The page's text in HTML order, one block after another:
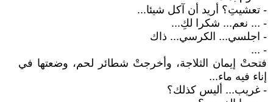
- تعشيتِ؟ أريد أن آكل شيئا...
- ... نعم... شكرا لكِ...
- اجلسي... الكرسي... ذاك
- ...
فتحتْ إيمان الثلاجة، وأخرجتْ شطائر لحم، وضعتها في
إناء فيه ماء...
- غريب... أليس كذلك؟